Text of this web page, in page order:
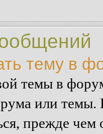
тему в
темы в
или
прежде